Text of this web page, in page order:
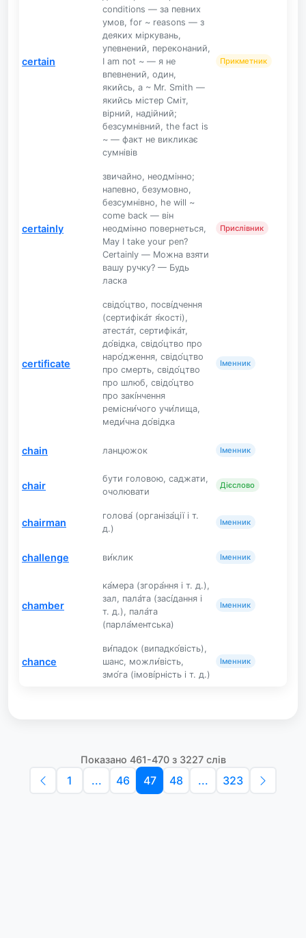
certain
conditions — за певних
умов, for ~ reasons — з
деяких міркувань,
упевнений, переконаний,
I am not ~ — я не
впевнений, один,
якийсь, a ~ Mr. Smith —
якийсь містер Сміт,
вірний, надійний;
безсумнівний, the fact is
~ — факт не викликає
сумнівів
Прикметник
certainly
звичайно, неодмінно;
напевно, безумовно,
безсумнівно, he will ~
come back — він
неодмінно повернеться,
May I take your pen?
Certainly — Можна взяти
вашу ручку? — Будь
ласка
Прислівник
certificate
свідо́цтво, посві́дчення
(сертифіка́т я́кості),
атеста́т, сертифіка́т,
до́відка, свідо́цтво про
наро́дження, свідо́цтво
про смерть, свідо́цтво
про шлюб, свідо́цтво
про закі́нчення
ремісни́чого учи́лища,
меди́чна до́відка
Іменник
chain ланцюжок Іменник
chair
бути головою, саджати,
очолювати
Дієслово
chairman
голова́ (організа́ції і т.
д.)
Іменник
challenge ви́клик Іменник
chamber
ка́мера (згора́ння і т. д.),
зал, пала́та (засі́дання і
т. д.), пала́та
(парла́ментська)
Іменник
chance
ви́падок (випадко́вість),
шанс, можли́вість,
змо́га (імові́рність і т. д.)
Іменник
Показано 461-470 з 3227 слів
1 ... 46 47 48 ... 323